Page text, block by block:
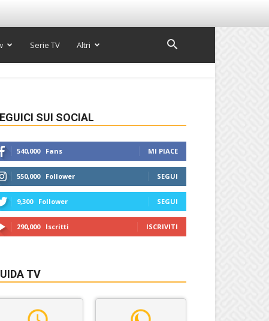
Serie TV Altri
SUI SOCIAL
540,000 Fans MI PIACE
550,000 Follower SEGUI
9,300 Follower SEGUI
290,000 Iscritti ISCRIVITI
TV